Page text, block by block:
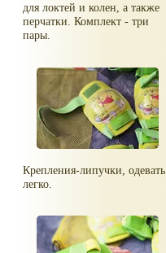
для локтей и колен, а также
перчатки. Комплект - три
пары.
Крепления-липучки, одевать
легко.